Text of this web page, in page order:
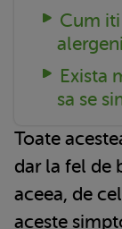
Cum
Exista
sa se
Toate
dar la fel de
aceea, de
aceste